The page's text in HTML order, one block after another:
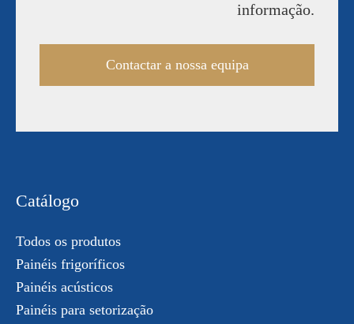
informação.
Contactar a nossa equipa
Catálogo
Todos os produtos
Painéis frigoríficos
Painéis acústicos
Painéis para setorização